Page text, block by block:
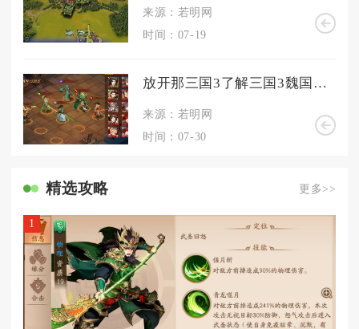
来源：若明网
时间：07-19
放开那三国3了解三国3魏国平民从何开始
来源：若明网
时间：07-30
精选攻略 更多>>
1